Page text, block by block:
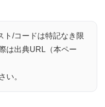
ト/コードは特記なき限
は出典URL（本ペー
い。